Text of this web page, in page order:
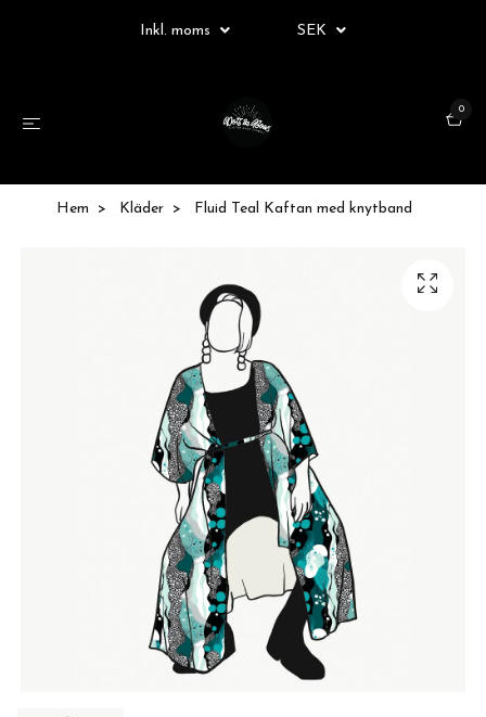
Inkl. moms SEK
0
Hem Kläder Fluid Teal Kaftan med knytband